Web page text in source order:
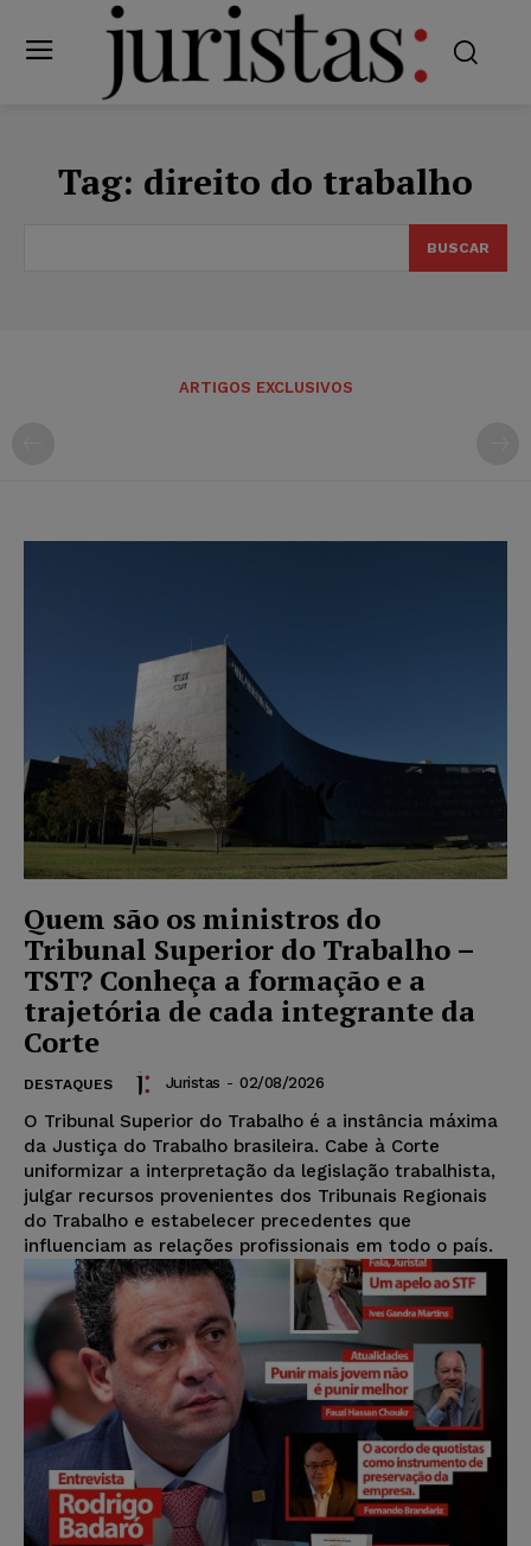
Tag: direito do trabalho
BUSCAR
ARTIGOS EXCLUSIVOS
Quem são os ministros do
Tribunal Superior do Trabalho –
TST? Conheça a formação e a
trajetória de cada integrante da
Corte
DESTAQUES Juristas - 02/08/2026
O Tribunal Superior do Trabalho é a instância máxima
da Justiça do Trabalho brasileira. Cabe à Corte
uniformizar a interpretação da legislação trabalhista,
julgar recursos provenientes dos Tribunais Regionais
do Trabalho e estabelecer precedentes que
influenciam as relações profissionais em todo o país.